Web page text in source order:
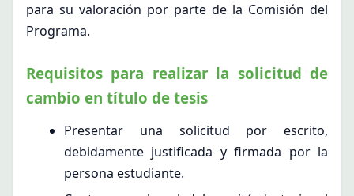
para su valoración por parte de la Comisión del
Programa.
Requisitos para realizar la solicitud de
cambio en título de tesis
Presentar una solicitud por escrito,
debidamente justificada y firmada por la
persona estudiante.